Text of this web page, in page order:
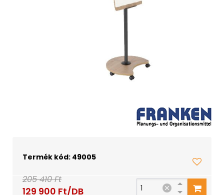
Termék kód: 49005
205 410 Ft
129 900 Ft/DB